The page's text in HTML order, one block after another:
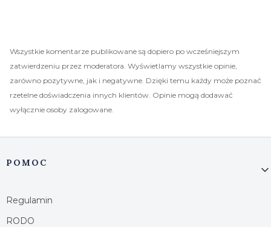
Wszystkie komentarze publikowane są dopiero po wcześniejszym
zatwierdzeniu przez moderatora. Wyświetlamy wszystkie opinie,
zarówno pozytywne, jak i negatywne. Dzięki temu każdy może poznać
rzetelne doświadczenia innych klientów. Opinie mogą dodawać
wyłącznie osoby zalogowane.
Linki w stopce
POMOC
Regulamin
RODO